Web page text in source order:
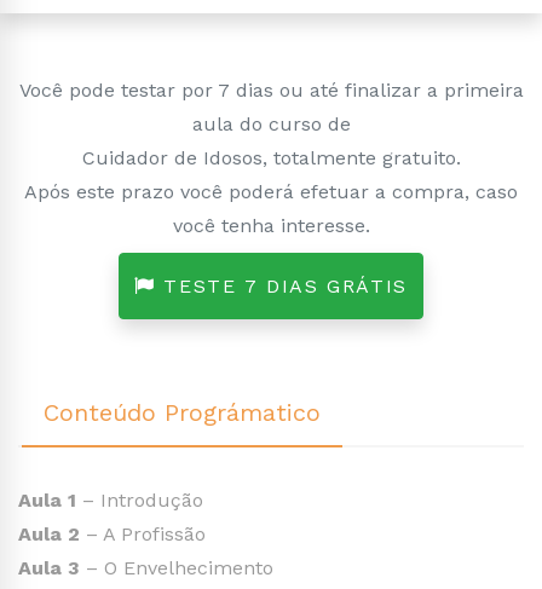
Você pode testar por 7 dias ou até finalizar a primeira
aula do curso de
Cuidador de Idosos, totalmente gratuito.
Após este prazo você poderá efetuar a compra, caso
você tenha interesse.
TESTE 7 DIAS GRÁTIS
Conteúdo Prográmatico
Aula 1 – Introdução
Aula 2 – A Profissão
Aula 3 – O Envelhecimento